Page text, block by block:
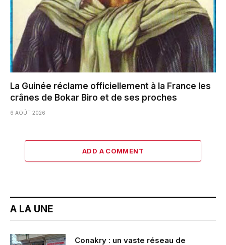
La Guinée réclame officiellement à la France les
crânes de Bokar Biro et de ses proches
6 AOÛT 2026
ADD A COMMENT
A LA UNE
Conakry : un vaste réseau de